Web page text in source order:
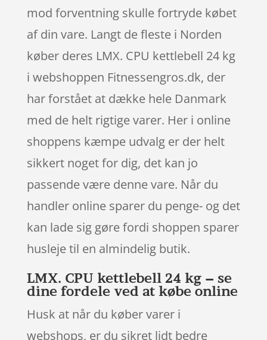
mod forventning skulle fortryde købet
af din vare. Langt de fleste i Norden
køber deres LMX. CPU kettlebell 24 kg
i webshoppen Fitnessengros.dk, der
har forstået at dække hele Danmark
med de helt rigtige varer. Her i online
shoppens kæmpe udvalg er der helt
sikkert noget for dig, det kan jo
passende være denne vare. Når du
handler online sparer du penge- og det
kan lade sig gøre fordi shoppen sparer
husleje til en almindelig butik.
LMX. CPU kettlebell 24 kg – se
dine fordele ved at købe online
Husk at når du køber varer i
webshops, er du sikret lidt bedre